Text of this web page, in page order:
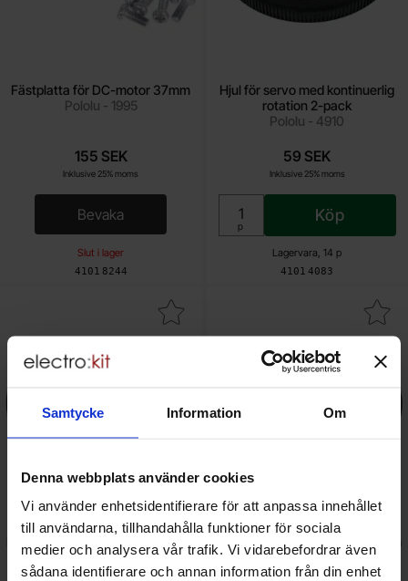
Samtycke Information Om
Denna webbplats använder cookies
Vi använder enhetsidentifierare för att anpassa innehållet
till användarna, tillhandahålla funktioner för sociala
medier och analysera vår trafik. Vi vidarebefordrar även
sådana identifierare och annan information från din enhet
Fästplatta för DC-motor 37mm
Pololu - 1995
Art. nr
4101 8244
Slut i lager
155 SEK
Inklusive 25% moms
Bevaka
, Fästplatta för DC-motor 37mm
Hjul för servo med kontinuerlig
rotation 2-pack
Pololu - 4910
Art. nr
4101 4083
Lagervara, 14 p
59 SEK
Inklusive 25% moms
Enhet:
p
Köp
Hjul med gummidäck ø80x10mm
- blå 2-pack
Pololu - 1433
hjul med gummidäck ø80x10mm - blå 2-pack som favorit
Hjul med gummidäck ø80x10mm
- röd 2-pack
Pololu - 1431
Makera hjul med gummidäck